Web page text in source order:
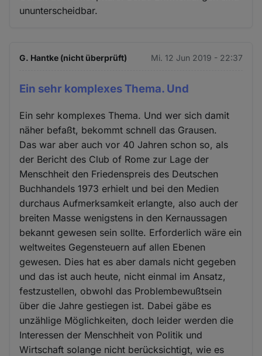
ununterscheidbar.
G. Hantke (nicht überprüft) Mi. 12 Jun 2019 - 22:37
Ein sehr komplexes Thema. Und
Ein sehr komplexes Thema. Und wer sich damit
näher befaßt, bekommt schnell das Grausen.
Das war aber auch vor 40 Jahren schon so, als
der Bericht des Club of Rome zur Lage der
Menschheit den Friedenspreis des Deutschen
Buchhandels 1973 erhielt und bei den Medien
durchaus Aufmerksamkeit erlangte, also auch der
breiten Masse wenigstens in den Kernaussagen
bekannt gewesen sein sollte. Erforderlich wäre ein
weltweites Gegensteuern auf allen Ebenen
gewesen. Dies hat es aber damals nicht gegeben
und das ist auch heute, nicht einmal im Ansatz,
festzustellen, obwohl das Problembewußtsein
über die Jahre gestiegen ist. Dabei gäbe es
unzählige Möglichkeiten, doch leider werden die
Interessen der Menschheit von Politik und
Wirtschaft solange nicht berücksichtigt, wie es